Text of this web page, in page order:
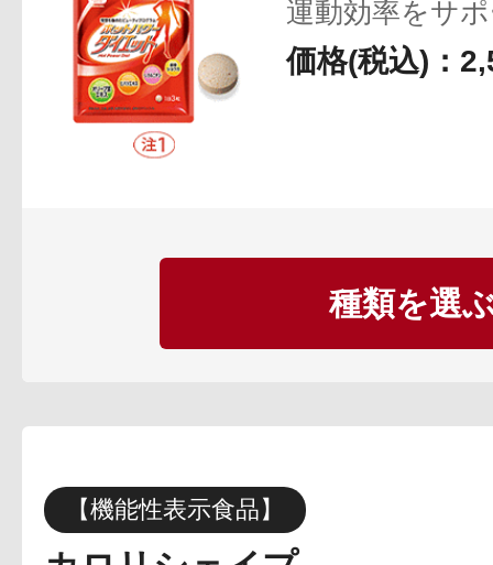
ボディケア
スキンケア
メイクアップ
運動効率をサ
価格(税込)：
種類を選
【機能性表示食品】